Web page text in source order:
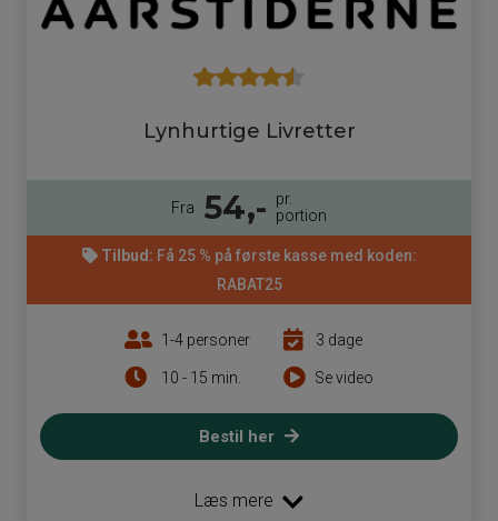
Lynhurtige Livretter
Fra 54,-
pr.
portion
Tilbud: Få 25 % på første kasse med koden:
RABAT25
1-4 personer
10 - 15 min.
3 dage
Se video
Bestil her
Læs mere